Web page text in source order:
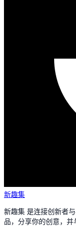
新趣集
新趣集 是连接创新者
品，分享你的创意，并